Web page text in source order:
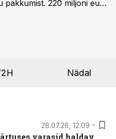
pakkumist. 220 miljoni euro
Nädal
28.07.26, 12:09
varasid haldav